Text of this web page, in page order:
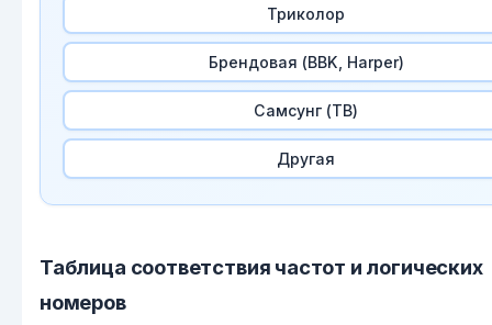
Триколор
Брендовая (BBK, Harpеr)
Самсунг (ТВ)
Другая
Таблица соответствия частот и логических
номеров